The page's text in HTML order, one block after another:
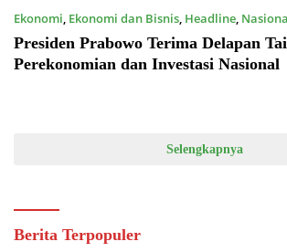
Ekonomi, Ekonomi dan Bisnis, Headline,
Presiden Prabowo Terima Delapan
Perekonomian dan Investasi Nasional
Selengkapnya
Berita Terpopuler